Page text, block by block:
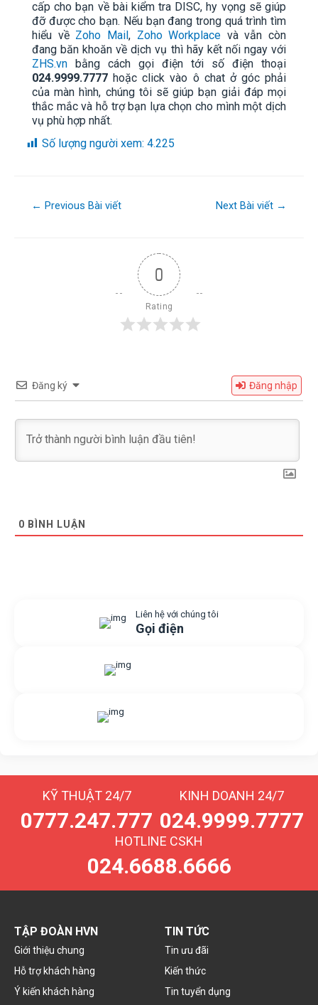
cấp cho bạn về bài kiểm tra DISC, hy vọng sẽ giúp
đỡ được cho bạn. Nếu bạn đang trong quá trình tìm
hiểu về Zoho Mail , Zoho Workplace và vẫn còn
đang băn khoăn về dịch vụ thì hãy kết nối ngay với
ZHS.vn bằng cách gọi điện tới số điện thoại
024.9999.7777 hoặc click vào ô chat ở góc phải
của màn hình, chúng tôi sẽ giúp bạn giải đáp mọi
thắc mắc và hỗ trợ bạn lựa chọn cho mình một dịch
vụ phù hợp nhất.
Số lượng người xem: 4.225
← Previous Bài viết Next Bài viết →
0
Rating
Đăng ký Đăng nhập
0 BÌNH LUẬN
Liên hệ với chúng tôi
Gọi điện
KỸ THUẬT 24/7
0777.247.777
KINH DOANH 24/7
024.9999.7777
HOTLINE CSKH
024.6688.6666
TẬP ĐOÀN HVN
Giới thiệu chung
Hỗ trợ khách hàng
Ý kiến khách hàng
TIN TỨC
Tin ưu đãi
Kiến thức
Tin tuyển dụng